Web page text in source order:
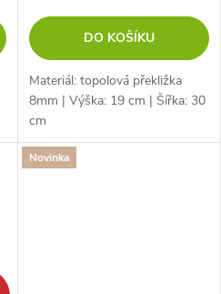
DO KOŠÍKU
Materiál: topolová překližka
8mm | Výška: 19 cm | Šířka: 30
cm
Novinka